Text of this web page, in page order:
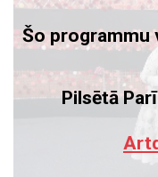
Šo programmu
Pilsētā